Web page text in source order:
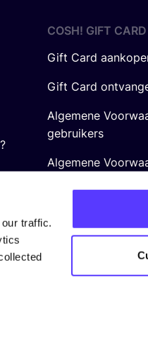
traffic.
COSH! GIFT CARD
Gift Card
Gift Card
Algemene
gebruikers
Algemene